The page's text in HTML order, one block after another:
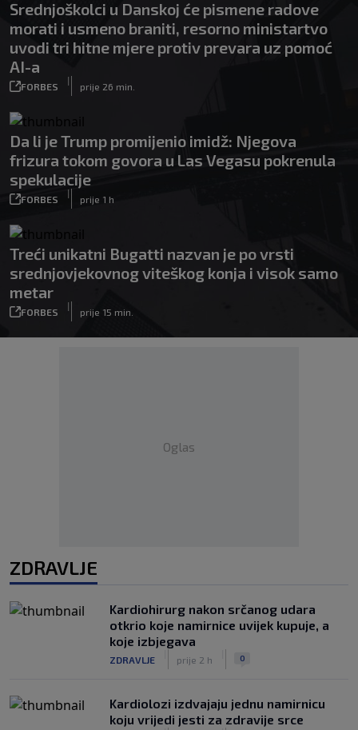
Srednjoškolci u Danskoj će pismene radove
morati i usmeno braniti, resorno ministartvo
uvodi tri hitne mjere protiv prevara uz pomoć
AI-a
FORBES
|
prije 26 min.
Da li je Trump promijenio imidž: Njegova
frizura tokom govora u Las Vegasu pokrenula
spekulacije
FORBES
|
prije 1 h
Treći unikatni Bugatti nazvan je po vrsti
srednjovjekovnog viteškog konja i visok samo
metar
FORBES
|
prije 15 min.
Oglas
ZDRAVLJE
Kardiohirurg nakon srčanog udara
otkrio koje namirnice uvijek kupuje, a
koje izbjegava
ZDRAVLJE prije 2 h 0
Kardiolozi izdvajaju jednu namirnicu
koju vrijedi jesti za zdravije srce